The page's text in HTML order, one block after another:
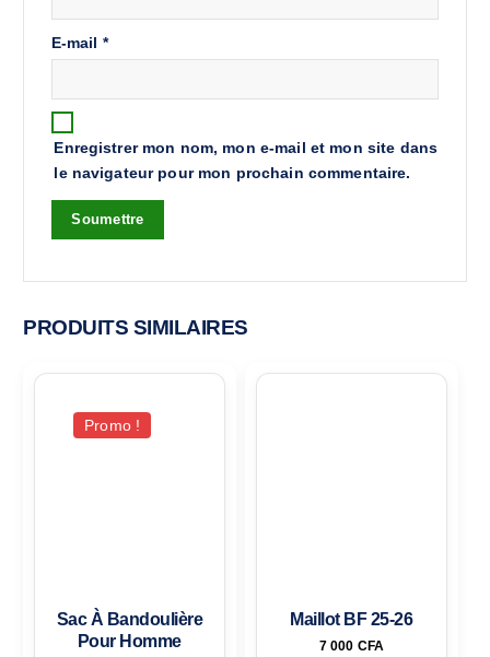
E-mail *
Enregistrer mon nom, mon e-mail et mon site dans
le navigateur pour mon prochain commentaire.
PRODUITS SIMILAIRES
Promo !
Sac À Bandoulière
Pour Homme
Maillot BF 25-26
7 000 CFA